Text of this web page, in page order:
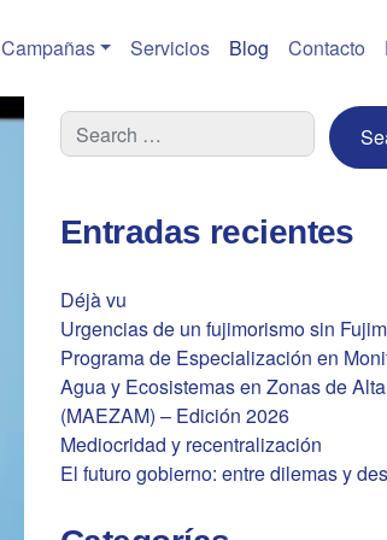
Campañas Servicios Blog Contacto
Entradas recientes
Déjà vu
Urgencias de un fujimorismo sin
Programa de Especialización en
Agua y Ecosistemas en Zonas de
(MAEZAM) – Edición 2026
Mediocridad y recentralización
El futuro gobierno: entre dilemas y